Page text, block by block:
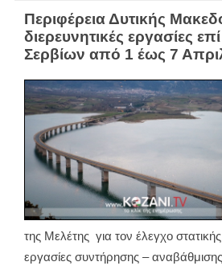
Περιφέρεια Δυτικής
διερευνητικές εργασίες
Σερβίων από 1 έως 7
της Μελέτης για τον έλεγχο στατικής
εργασίες συντήρησης –